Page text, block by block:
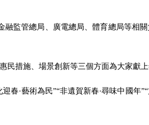
監管總局、廣電總局、體育總局等相
措施、場景創新等三個方面為大家獻上
春·藝術為民”“非遺賀新春·尋味中國年